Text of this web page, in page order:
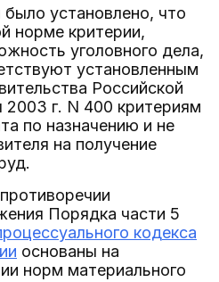
установлено, что
норме критерии,
уголовного дела,
установленным
Российской
г. N 400 критериям
по назначению и не
на получение
Порядка части 5
кодекса
основаны на
норм материального